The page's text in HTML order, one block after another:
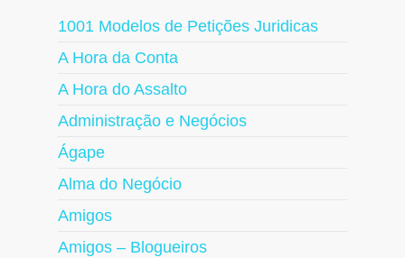
1001 Modelos de Petições Juridicas
A Hora da Conta
A Hora do Assalto
Administração e Negócios
Ágape
Alma do Negócio
Amigos
Amigos – Blogueiros